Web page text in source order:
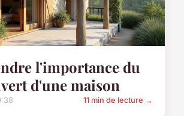
l'importance du
d'une maison
11 min de lecture →